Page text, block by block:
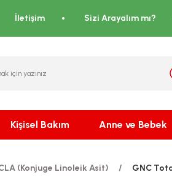
İletişim Sizi Arayalım mı?
Kişisel Bakım Anne ve Bebek
(Konjuge Linoleik Asit) GNC